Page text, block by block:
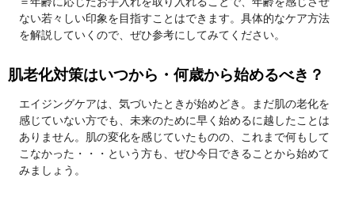
ない若々しい印象を目指すことはできます。具体的なケア方法
を解説していくので、ぜひ参考にしてみてください。
肌老化対策はいつから・何歳から始めるべき？
エイジングケアは、気づいたときが始めどき。まだ肌の老化を
感じていない方でも、未来のために早く始めるに越したことは
ありません。肌の変化を感じていたものの、これまで何もして
こなかった・・・という方も、ぜひ今日できることから始めて
みましょう。